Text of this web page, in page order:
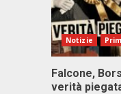
Notizie
Falcone,
verità